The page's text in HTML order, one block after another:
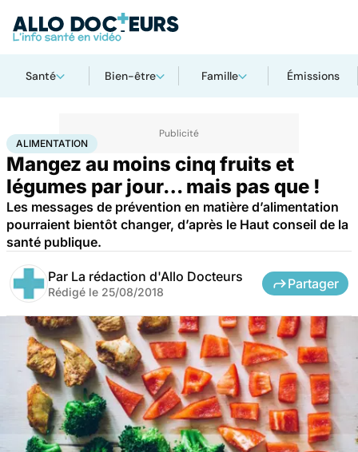
Santé Bien-être Famille Émissions
AccueilBien-être Nutrition Alimentation
ALIMENTATION
Mangez au moins cinq fruits et
légumes par jour… mais pas que !
Les messages de prévention en matière d’alimentation
pourraient bientôt changer, d’après le Haut conseil de la
santé publique.
Par La rédaction d'Allo Docteurs
Rédigé le 25/08/2018
Partager